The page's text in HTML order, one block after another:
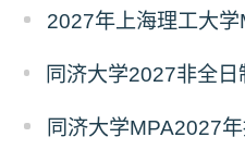
同济大学MPA2027